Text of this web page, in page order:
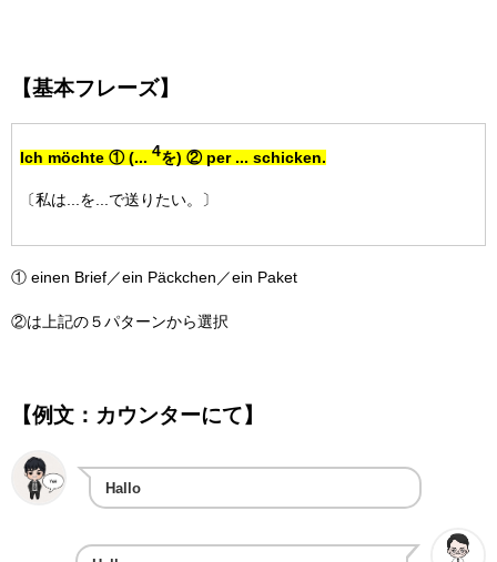
【基本フレーズ】
Ich möchte ① (... 4を) ② per ... schicken.
〔私は...を...で送りたい。〕
① einen Brief／ein Päckchen／ein Paket
②は上記の５パターンから選択
【例文：カウンターにて】
Hallo